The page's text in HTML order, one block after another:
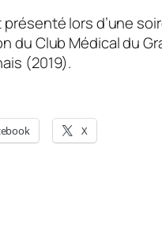
lors d’une
du Club Médical du
(2019).
X